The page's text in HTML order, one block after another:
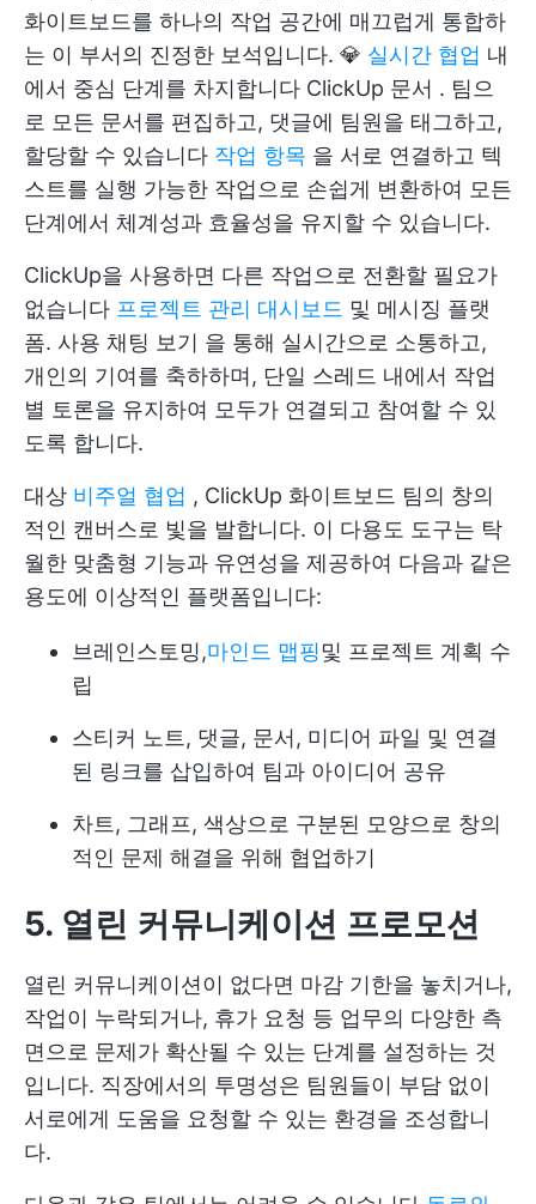
화이트보드를 하나의 작업 공간에 매끄럽게 통합하
는 이 부서의 진정한 보석입니다. 💎 실시간 협업 내
에서 중심 단계를 차지합니다 ClickUp 문서 . 팀으
로 모든 문서를 편집하고, 댓글에 팀원을 태그하고,
할당할 수 있습니다 작업 항목 을 서로 연결하고 텍
스트를 실행 가능한 작업으로 손쉽게 변환하여 모든
단계에서 체계성과 효율성을 유지할 수 있습니다.
ClickUp을 사용하면 다른 작업으로 전환할 필요가
없습니다 프로젝트 관리 대시보드 및 메시징 플랫
폼. 사용 채팅 보기 을 통해 실시간으로 소통하고,
개인의 기여를 축하하며, 단일 스레드 내에서 작업
별 토론을 유지하여 모두가 연결되고 참여할 수 있
도록 합니다.
대상 비주얼 협업 , ClickUp 화이트보드 팀의 창의
적인 캔버스로 빛을 발합니다. 이 다용도 도구는 탁
월한 맞춤형 기능과 유연성을 제공하여 다음과 같은
용도에 이상적인 플랫폼입니다:
브레인스토밍,마인드 맵핑및 프로젝트 계획 수
립
스티커 노트, 댓글, 문서, 미디어 파일 및 연결
된 링크를 삽입하여 팀과 아이디어 공유
차트, 그래프, 색상으로 구분된 모양으로 창의
적인 문제 해결을 위해 협업하기
5. 열린 커뮤니케이션 프로모션
열린 커뮤니케이션이 없다면 마감 기한을 놓치거나,
작업이 누락되거나, 휴가 요청 등 업무의 다양한 측
면으로 문제가 확산될 수 있는 단계를 설정하는 것
입니다. 직장에서의 투명성은 팀원들이 부담 없이
서로에게 도움을 요청할 수 있는 환경을 조성합니
다.